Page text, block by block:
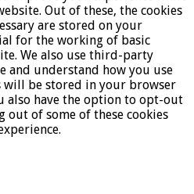
Out of these, the cookies
are stored on your
for the working of basic
We also use third-party
and understand how you use
will be stored in your browser
also have the option to opt-out
out of some of these cookies